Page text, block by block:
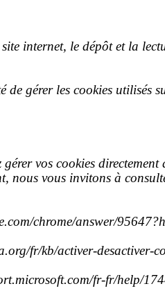
internet, le dépôt et la
de gérer les cookies
vos cookies
nous vous invitons à
chrome/answer/
fr/kb/activer-desactiver-
fr-fr/help/